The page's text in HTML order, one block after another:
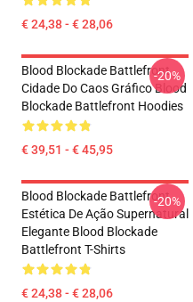
€ 24,38 - € 28,06
Blood Blockade Battlefront
Cidade Do Caos Gráfico Blood
Blockade Battlefront Hoodies
€ 39,51 - € 45,95
-20%
Blood Blockade Battlefront
Estética De Ação Supernatural
Elegante Blood Blockade
Battlefront T-Shirts
€ 24,38 - € 28,06
-20%